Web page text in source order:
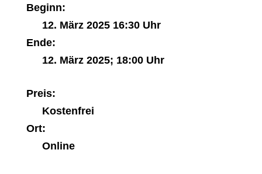
Beginn:
12. März 2025 16:30 Uhr
Ende:
12. März 2025; 18:00 Uhr
Preis:
Kostenfrei
Ort:
Online